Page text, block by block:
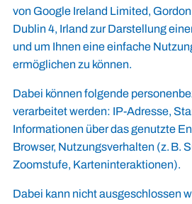
von Google Ireland Limited,
Dublin 4, Irland zur Darstellung
und um Ihnen eine einfache
ermöglichen zu können.
Dabei können folgende
verarbeitet werden: IP-Adresse,
Informationen über das genutzte
Browser, Nutzungsverhalten (z. B.
Zoomstufe, Karteninteraktionen).
Dabei kann nicht ausgeschlossen